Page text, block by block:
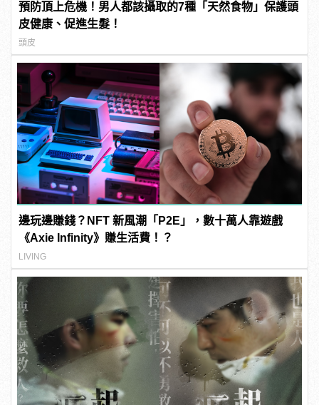
預防頂上危機！男人都該攝取的7種「天然食物」保護頭
皮健康、促進生髮！
頭皮
邊玩邊賺錢？NFT 新風潮「P2E」，數十萬人靠遊戲
《Axie Infinity》賺生活費！？
LIVING